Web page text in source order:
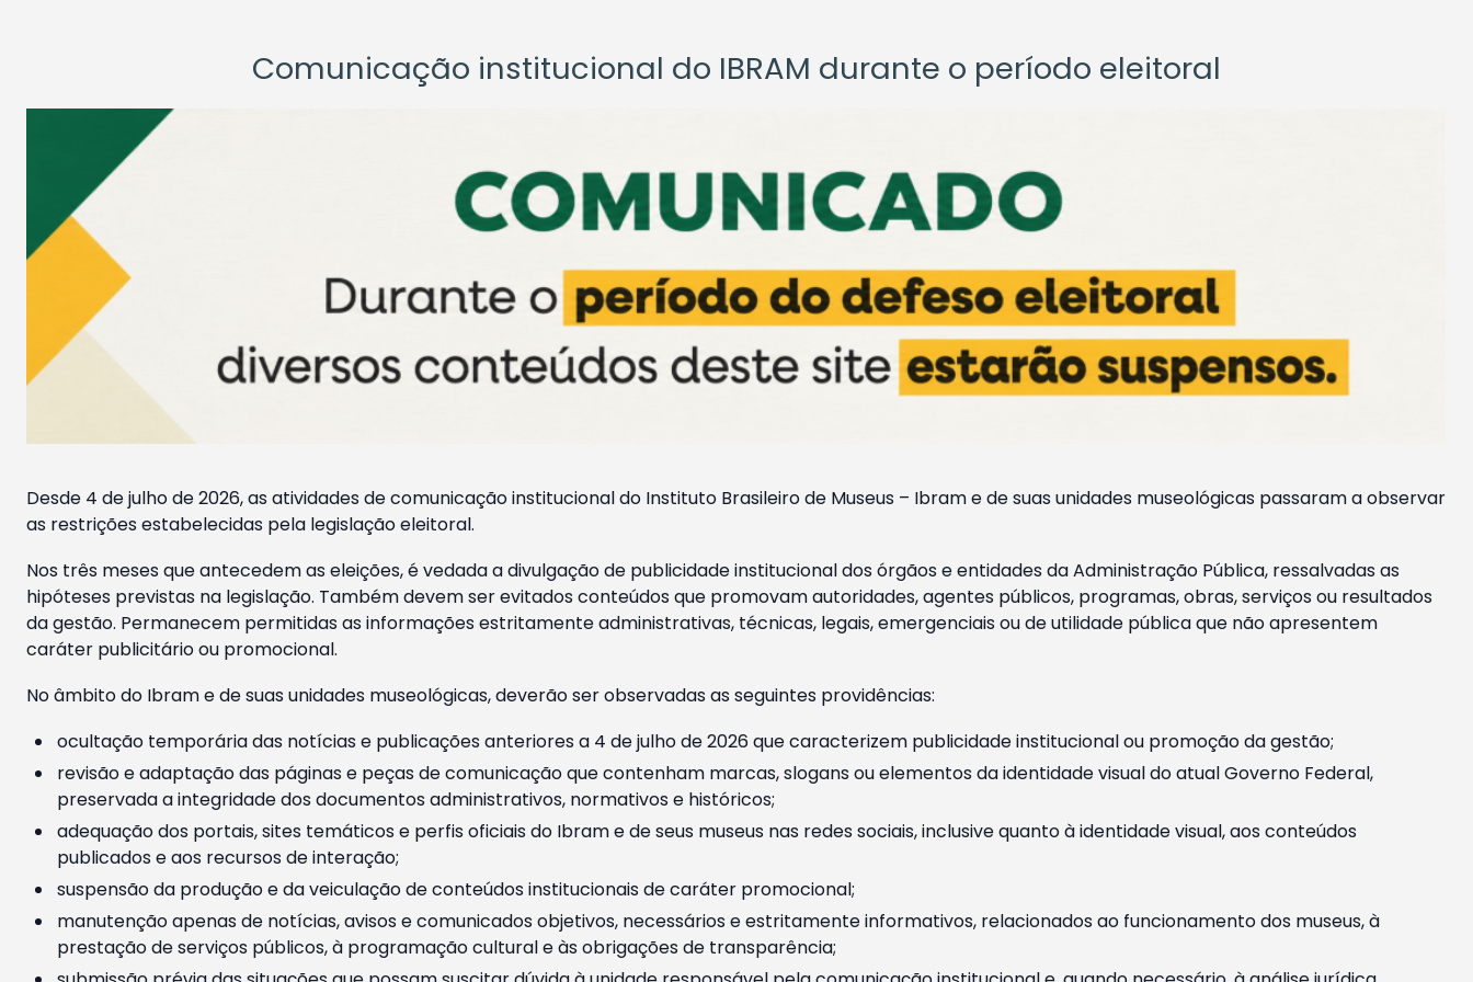
Comunicação institucional do IBRAM durante o período eleitoral
Desde 4 de julho de 2026, as atividades de comunicação institucional do Instituto Brasileiro de Museus – Ibram e de suas unidades museológicas passaram a observar
as restrições estabelecidas pela legislação eleitoral.
Nos três meses que antecedem as eleições, é vedada a divulgação de publicidade institucional dos órgãos e entidades da Administração Pública, ressalvadas as
hipóteses previstas na legislação. Também devem ser evitados conteúdos que promovam autoridades, agentes públicos, programas, obras, serviços ou resultados
da gestão. Permanecem permitidas as informações estritamente administrativas, técnicas, legais, emergenciais ou de utilidade pública que não apresentem
caráter publicitário ou promocional.
No âmbito do Ibram e de suas unidades museológicas, deverão ser observadas as seguintes providências:
ocultação temporária das notícias e publicações anteriores a 4 de julho de 2026 que caracterizem publicidade institucional ou promoção da gestão;
revisão e adaptação das páginas e peças de comunicação que contenham marcas, slogans ou elementos da identidade visual do atual Governo Federal,
preservada a integridade dos documentos administrativos, normativos e históricos;
adequação dos portais, sites temáticos e perfis oficiais do Ibram e de seus museus nas redes sociais, inclusive quanto à identidade visual, aos conteúdos
publicados e aos recursos de interação;
suspensão da produção e da veiculação de conteúdos institucionais de caráter promocional;
manutenção apenas de notícias, avisos e comunicados objetivos, necessários e estritamente informativos, relacionados ao funcionamento dos museus, à
prestação de serviços públicos, à programação cultural e às obrigações de transparência;